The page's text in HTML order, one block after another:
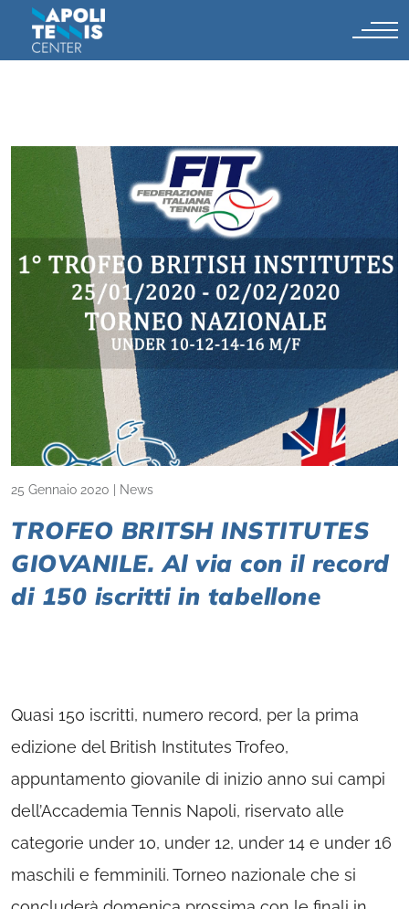
25 Gennaio 2020 News
TROFEO BRITSH INSTITUTES
GIOVANILE. Al via con il record
di 150 iscritti in tabellone
Quasi 150 iscritti, numero record, per la prima
edizione del British Institutes Trofeo,
appuntamento giovanile di inizio anno sui campi
dell’Accademia Tennis Napoli, riservato alle
categorie under 10, under 12, under 14 e under 16
maschili e femminili. Torneo nazionale che si